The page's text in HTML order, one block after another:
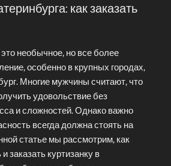
как заказать
необычное, но все более
особенно в крупных городах,
Многие мужчины считают, что
удовольствие без
и сложностей. Однако важно
всегда должна стоять на
статье мы рассмотрим, как
заказать куртизанку в